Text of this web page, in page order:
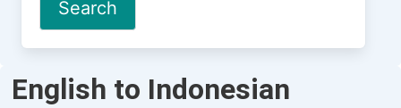
English to Indonesian